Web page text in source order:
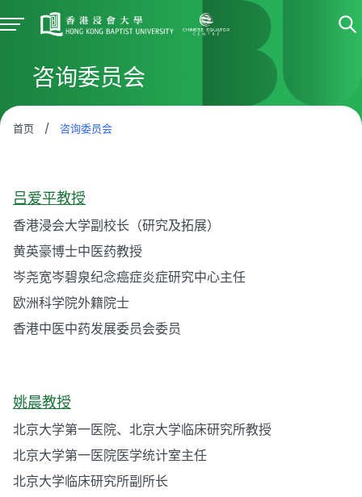
咨询委员会
首页 / 咨询委员会
吕爱平教授
香港浸会大学副校长（研究及拓展）
黄英豪博士中医药教授
岑尧宽岑碧泉纪念癌症炎症研究中心主任
欧洲科学院外籍院士
香港中医中药发展委员会委员
姚晨教授
北京大学第一医院、北京大学临床研究所教授
北京大学第一医院医学统计室主任
北京大学临床研究所副所长